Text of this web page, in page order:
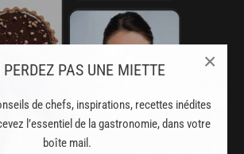
PERDEZ PAS UNE MIETTE
de chefs, inspirations, recettes inédites
l’essentiel de la gastronomie, dans votre
boîte mail.
×